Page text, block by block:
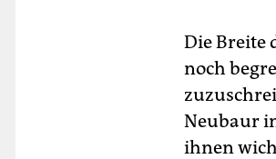
Die Breite
noch
Neubaur
ihnen